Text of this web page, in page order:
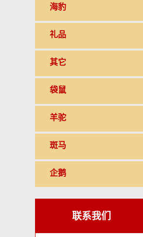
海豹
礼品
其它
袋鼠
羊驼
斑马
企鹅
联系我们